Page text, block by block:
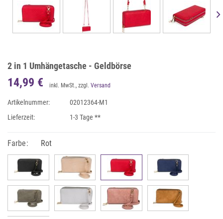
2 in 1 Umhängetasche - Geldbörse
14,99 € inkl. MwSt., zzgl. Versand
Artikelnummer:
02012364-M1
Lieferzeit:
1-3 Tage **
Farbe: Rot